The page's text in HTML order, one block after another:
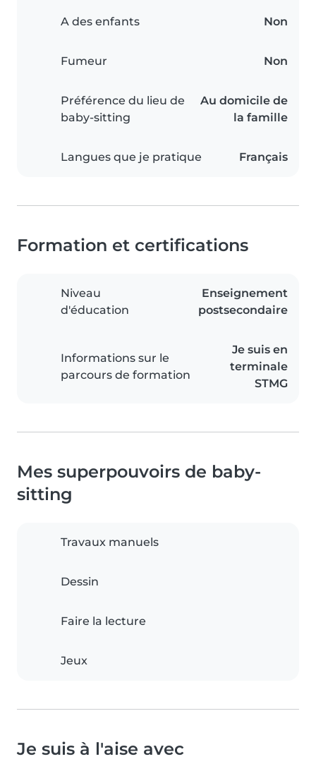
A des enfants Non
Fumeur Non
Préférence du lieu de
baby-sitting
Au domicile de
la famille
Langues que je pratique Français
Formation et certifications
Niveau
d'éducation
Enseignement
postsecondaire
Informations sur le
parcours de formation
Je suis en
terminale
STMG
Mes superpouvoirs de baby-
sitting
Travaux manuels
Dessin
Faire la lecture
Jeux
Je suis à l'aise avec